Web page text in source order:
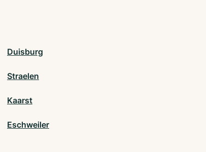
Duisburg
Straelen
Kaarst
Eschweiler